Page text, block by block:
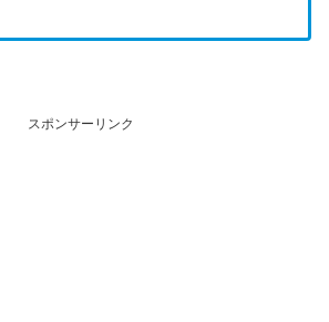
スポンサーリンク